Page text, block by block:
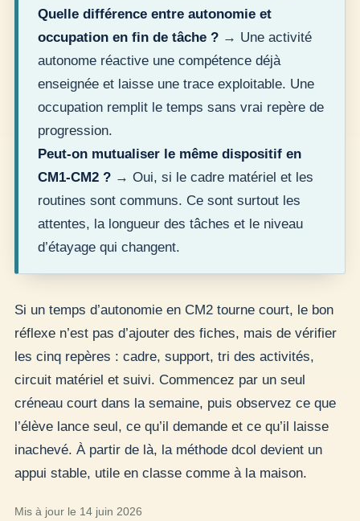
Quelle différence entre autonomie et
occupation en fin de tâche ? → Une activité
autonome réactive une compétence déjà
enseignée et laisse une trace exploitable. Une
occupation remplit le temps sans vrai repère de
progression.
Peut-on mutualiser le même dispositif en
CM1-CM2 ? → Oui, si le cadre matériel et les
routines sont communs. Ce sont surtout les
attentes, la longueur des tâches et le niveau
d’étayage qui changent.
Si un temps d’autonomie en CM2 tourne court, le bon
réflexe n’est pas d’ajouter des fiches, mais de vérifier
les cinq repères : cadre, support, tri des activités,
circuit matériel et suivi. Commencez par un seul
créneau court dans la semaine, puis observez ce que
l’élève lance seul, ce qu’il demande et ce qu’il laisse
inachevé. À partir de là, la méthode dcol devient un
appui stable, utile en classe comme à la maison.
Mis à jour le 14 juin 2026